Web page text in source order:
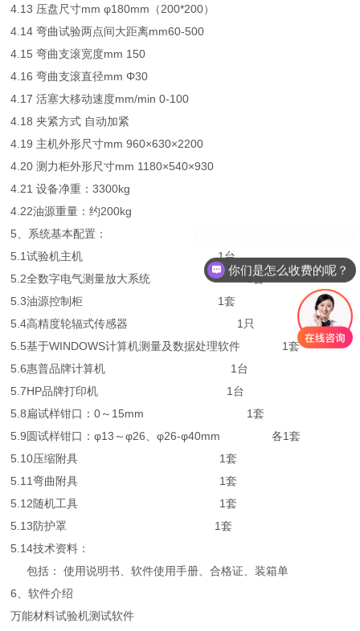
4.13 压盘尺寸mm φ180mm（200*200）
4.14 弯曲试验两点间大距离mm60-500
4.15 弯曲支滚宽度mm 150
4.16 弯曲支滚直径mm Φ30
4.17 活塞大移动速度mm/min 0-100
4.18 夹紧方式 自动加紧
4.19 主机外形尺寸mm 960×630×2200
4.20 测力柜外形尺寸mm 1180×540×930
4.21 设备净重：3300kg
4.22油源重量：约200kg
5、系统基本配置：
5.1试验机主机 1台
5.2全数字电气测量放大系统 1套
5.3油源控制柜 1套
5.4高精度轮辐式传感器 1只
5.5基于WINDOWS计算机测量及数据处理软件 1套
5.6惠普品牌计算机 1台
5.7HP品牌打印机 1台
5.8扁试样钳口：0～15mm 1套
5.9圆试样钳口：φ13～φ26、φ26-φ40mm 各1套
5.10压缩附具 1套
5.11弯曲附具 1套
5.12随机工具 1套
5.13防护罩 1套
5.14技术资料：
包括： 使用说明书、软件使用手册、合格证、装箱单
6、软件介绍
万能材料试验机测试软件
你们是怎么收费的呢？